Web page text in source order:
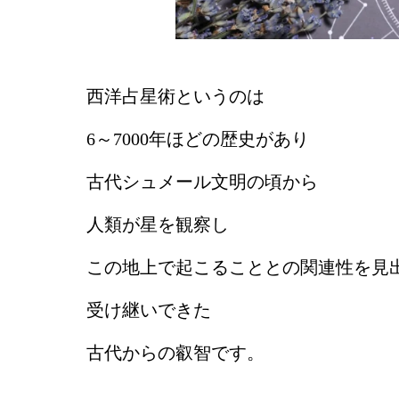
西洋占星術というのは
6～7000年ほどの歴史があり
古代シュメール文明の頃から
人類が星を観察し
この地上で起こることとの関連性を見
受け継いできた
古代からの叡智です。